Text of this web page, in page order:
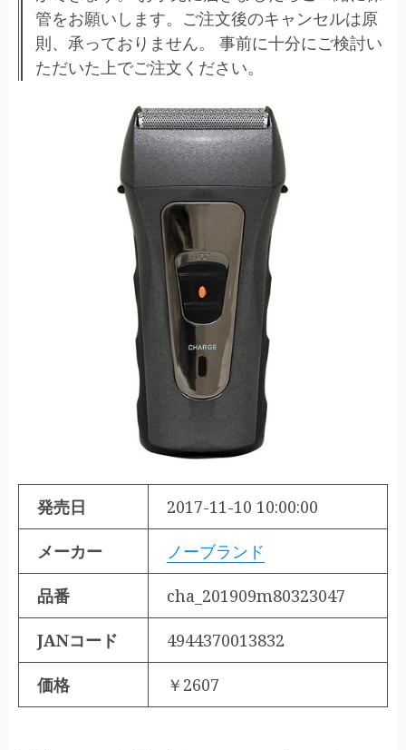
管をお願いします。ご注文後のキャンセルは原
則、承っておりません。 事前に十分にご検討い
ただいた上でご注文ください。
発売日 2017-11-10 10:00:00
メーカー ノーブランド
品番 cha_201909m80323047
JANコード 4944370013832
価格 ￥2607